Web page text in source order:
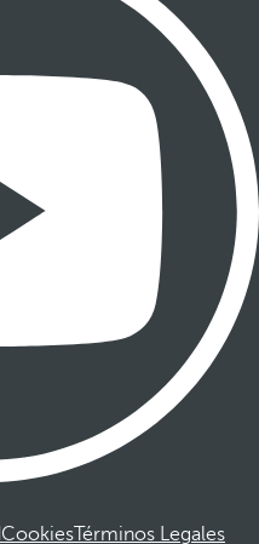
CookiesTérminos Legales